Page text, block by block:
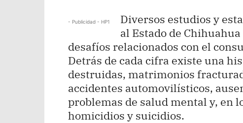
- Publicidad - HP1
Diversos estudios y
al Estado de
desafíos relacionados con el
Detrás de cada cifra existe una
destruidas, matrimonios
accidentes automovilísticos,
problemas de salud mental y, en
homicidios y suicidios.